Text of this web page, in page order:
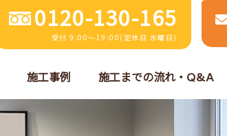
0120-130-165
受付 9:00～19:00(定休日 水曜日)
施工事例 施工までの流れ・Q&A